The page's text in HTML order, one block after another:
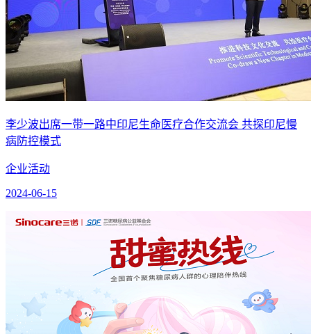
李少波出席一带一路中印尼生命医疗合作交流会 共探印尼慢
病防控模式
企业活动
2024-06-15